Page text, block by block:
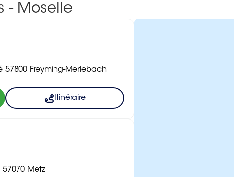
- Moselle
57800 Freyming-Merlebach
Itinéraire
57070 Metz